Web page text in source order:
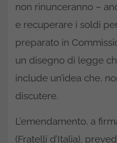
non rinunceranno –
e recuperare i soldi
preparato in
un disegno di legge
include un’idea che,
discutere.
L’emendamento, a
(Fratelli d’Italia),